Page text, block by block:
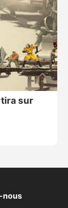
sur
nous